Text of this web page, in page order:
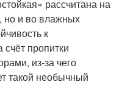
рассчитана на
но и во влажных
к
пропитки
из-за чего
такой необычный